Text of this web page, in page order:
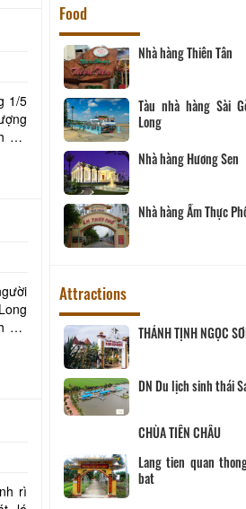
1/5
vụ,
bởi
rì
Food
Nhà hàng Thiên Tân
Tàu nhà hàng Sài
Long
Nhà hàng Hương Sen
Nhà hàng Ẩm Thực
Attractions
đồng
THÁNH TỊNH NGỌC
DN Du lịch sinh thái
CHÙA TIÊN CHÂU
Lang tien quan thong